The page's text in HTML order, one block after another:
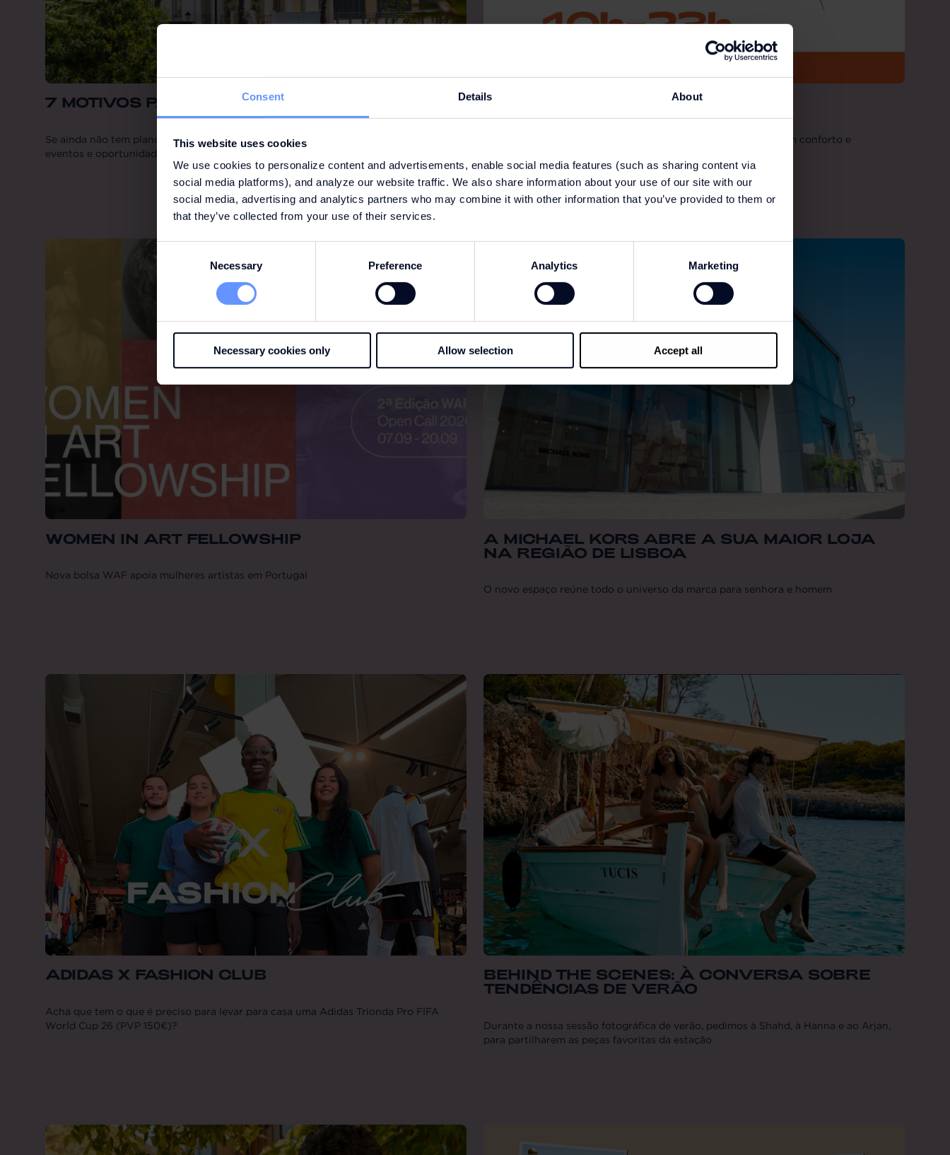
Consent Details About
This website uses cookies
We use cookies to personalize content and advertisements, enable social media features (such as sharing content via
social media platforms), and analyze our website traffic. We also share information about your use of our site with our
social media, advertising and analytics partners who may combine it with other information that you’ve provided to them or
that they’ve collected from your use of their services.
Necessary Preference Analytics Marketing
Necessary cookies only Allow selection Accept all
7 MOTIVOS PARA NOS VISITAR EM JULHO
Se ainda não tem planos para julho, está no sítio certo. Entre novas aberturas, saldos,
eventos e oportunidades imperdíveis.
HORÁRIO ALARGADO
Este verão, tem uma hora extra para fazer as suas compras com conforto e
WOMEN IN ART FELLOWSHIP
Nova bolsa WAF apoia mulheres artistas em Portugal
A MICHAEL KORS ABRE A SUA MAIOR LOJA
NA REGIÃO DE LISBOA
O novo espaço reúne todo o universo da marca para senhora e homem
ADIDAS X FASHION CLUB
Acha que tem o que é preciso para levar para casa uma Adidas Trionda Pro FIFA
World Cup 26 (PVP 150€)?
BEHIND THE SCENES: À CONVERSA SOBRE
TENDÊNCIAS DE VERÃO
Durante a nossa sessão fotográfica de verão, pedimos à Shahd, à Hanna e ao Arjan,
para partilharem as peças favoritas da estação